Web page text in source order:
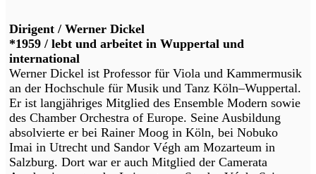
Dirigent / Werner Dickel
*1959 / lebt und arbeitet in Wuppertal und
international
Werner Dickel ist Professor für Viola und Kammermusik
an der Hochschule für Musik und Tanz Köln–Wuppertal.
Er ist langjähriges Mitglied des Ensemble Modern sowie
des Chamber Orchestra of Europe. Seine Ausbildung
absolvierte er bei Rainer Moog in Köln, bei Nobuko
Imai in Utrecht und Sandor Végh am Mozarteum in
Salzburg. Dort war er auch Mitglied der Camerata